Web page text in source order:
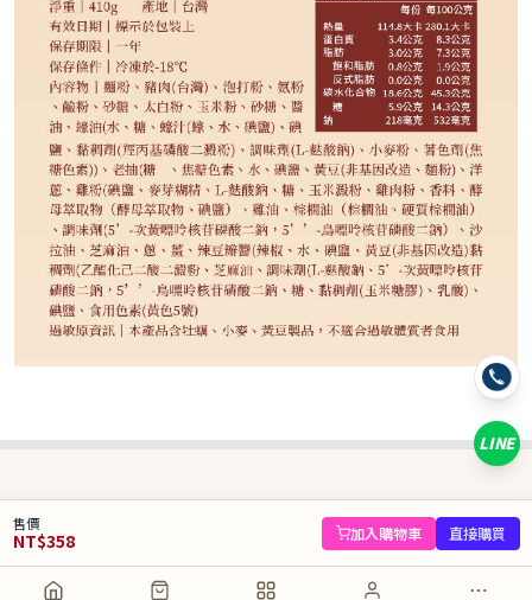
售價
NT$358 加入購物車 直接購買
NT$ 358NT$ 480
7.5折
剩 18件
規格
經典鮮蝦餃10入/260g 魚子蝦燒賣15入/307.5g
蝦仁燒賣15入/315g 蠔油叉燒包10入/410g
加入購物車 直接購買
LINE